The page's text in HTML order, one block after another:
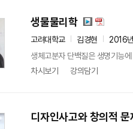
생물물리학
고려대학교 김경현
2016
생체고분자 단백질은 생명기능
차시보기
강의담기
디자인사고와 창의적 문